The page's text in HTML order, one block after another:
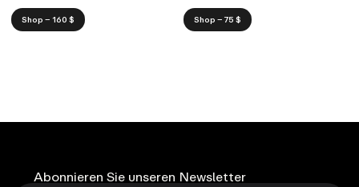
Shop – 160 $ Shop – 75 $
Abonnieren Sie unseren Newsletter